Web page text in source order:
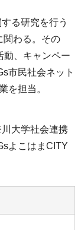
る研究を行う
関わる。その
動、キャンペー
市民社会ネット
を担当。
川大学社会連携
よこはまCITY